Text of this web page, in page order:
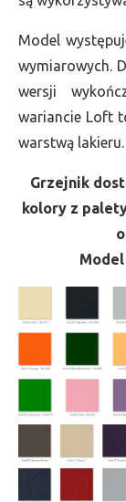
Model
wymiarowych.
wersji
wariancie Loft
warstwą lakieru.
Grzejnik
kolory z